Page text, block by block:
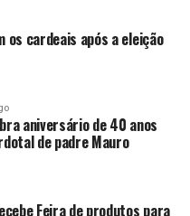
os cardeais após a eleição
aniversário de 40 anos
de padre Mauro
Feira de produtos para